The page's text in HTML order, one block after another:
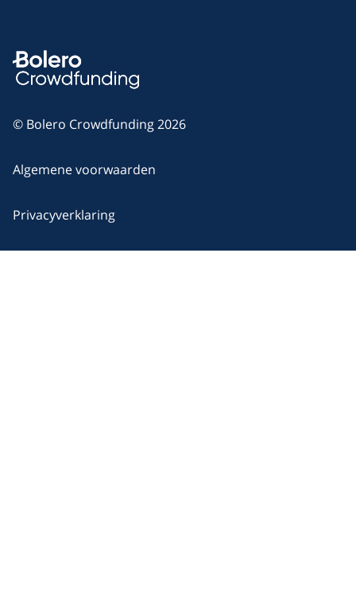
© Bolero Crowdfunding 2026
Algemene voorwaarden
Privacyverklaring